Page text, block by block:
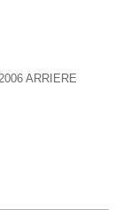
ARRIERE